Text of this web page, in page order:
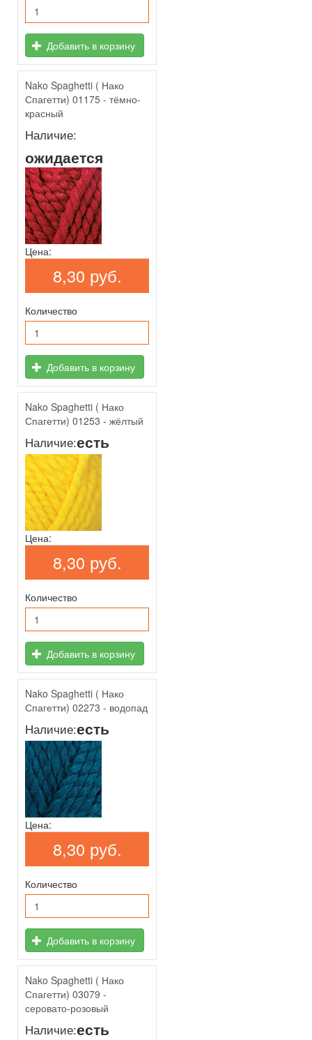
Добавить в корзину
Nako Spaghetti ( Нако
Спагетти) 01175 - тёмно-
красный
Наличие:
ожидается
Цена:
8,30 руб.
Количество
Добавить в корзину
Nako Spaghetti ( Нако
Спагетти) 01253 - жёлтый
Наличие:есть
Цена:
8,30 руб.
Количество
Добавить в корзину
Nako Spaghetti ( Нако
Спагетти) 02273 - водопад
Наличие:есть
Цена:
8,30 руб.
Количество
Добавить в корзину
Nako Spaghetti ( Нако
Спагетти) 03079 -
серовато-розовый
Наличие:есть